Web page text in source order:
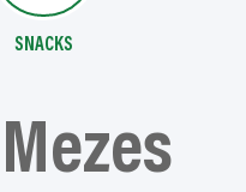
SNACKS